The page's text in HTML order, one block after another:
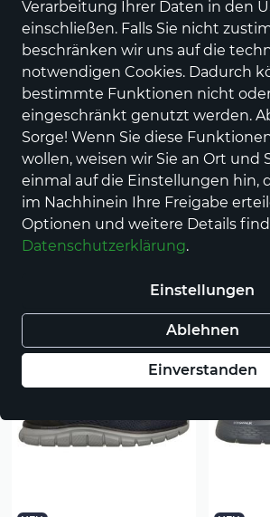
Verarbeitung Ihrer Daten in den
einschließen. Falls Sie nicht
beschränken wir uns auf die
notwendigen Cookies. Dadurch
bestimmte Funktionen nicht
eingeschränkt genutzt werden.
Sorge! Wenn Sie diese
wollen, weisen wir Sie an Ort und
einmal auf die Einstellungen hin,
im Nachhinein Ihre Freigabe
Optionen und weitere Details
Datenschutzerklärung.
Einstellungen
Ablehnen
Einverstanden
NEU
SKECHERS
NEU
69,95 €